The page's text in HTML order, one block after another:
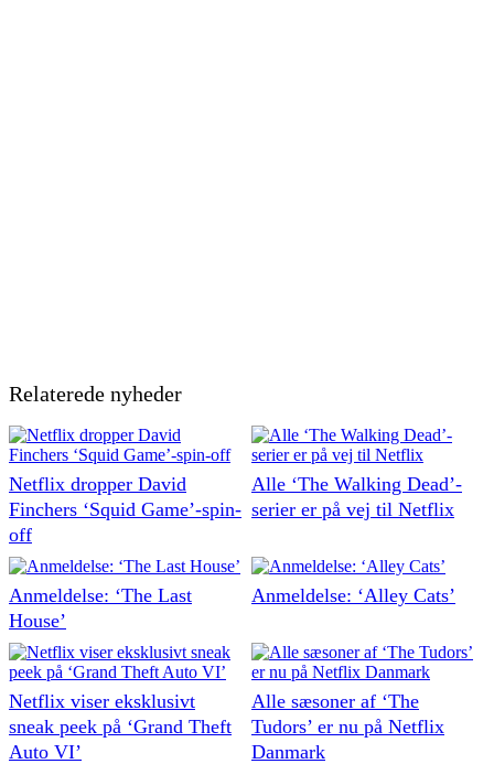
Relaterede nyheder
Netflix dropper David
Finchers ‘Squid Game’-spin-
off
Alle ‘The Walking Dead’-
serier er på vej til Netflix
Anmeldelse: ‘The Last
House’
Anmeldelse: ‘Alley Cats’
Netflix viser eksklusivt
sneak peek på ‘Grand Theft
Auto VI’
Alle sæsoner af ‘The
Tudors’ er nu på Netflix
Danmark